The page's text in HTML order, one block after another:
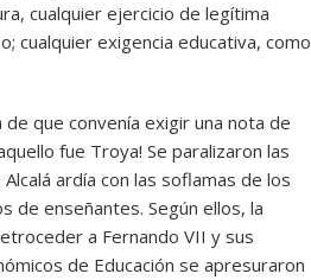
cualquier ejercicio de legítima
cualquier exigencia educativa, como
que convenía exigir una nota de
fue Troya! Se paralizaron las
ardía con las soflamas de los
de enseñantes. Según ellos, la
a Fernando VII y sus
de Educación se apresuraron